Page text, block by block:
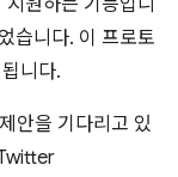
습니다. 이 프로토
니다.
안을 기다리고 있